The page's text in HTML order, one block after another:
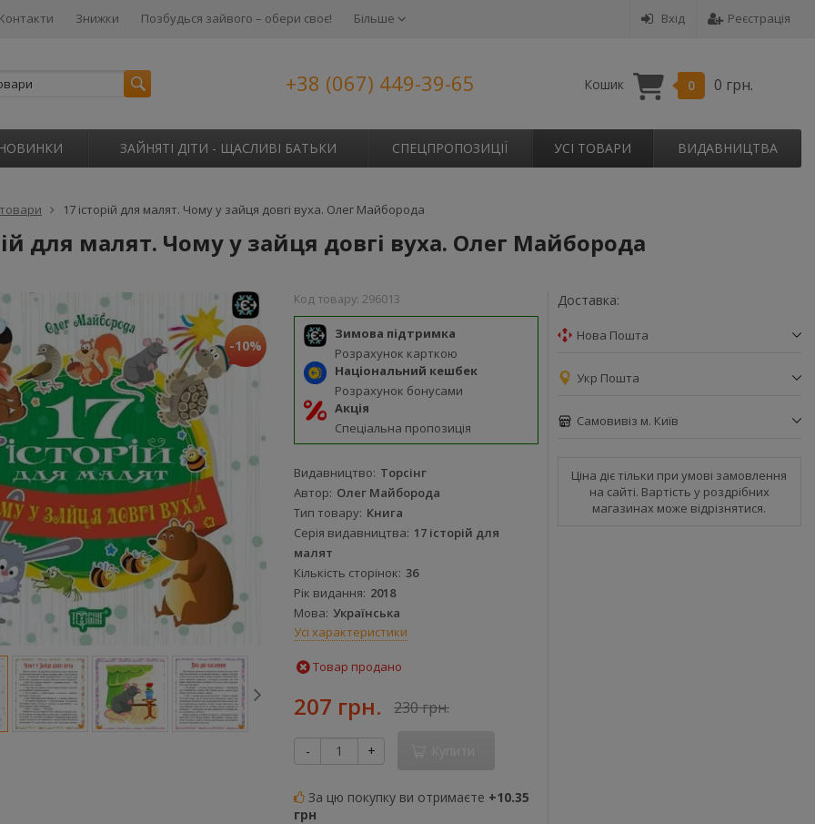
Вхід Реєстрація
Контакти Знижки Позбудься зайвого – обери своє! Більше
+38 (067) 449-39-65 Кошик 0 0 грн.
НОВИНКИ ЗАЙНЯТІ ДІТИ - ЩАСЛИВІ БАТЬКИ СПЕЦПРОПОЗИЦІЇ УСІ ТОВАРИ ВИДАВНИЦТВА
товари 17 історій для малят. Чому у зайця довгі вуха. Олег Майборода
для малят. Чому у зайця довгі вуха. Олег Майборода
-10%
Код товару: 296013
Зимова підтримка
Розрахунок карткою
Національний кешбек
Розрахунок бонусами
Акція
Спеціальна пропозиція
Видавництво Торсінг
Автор Олег Майборода
Тип товару Книга
Серія видавництва 17 історій для
малят
Кількість сторінок 36
Рік видання 2018
Мова Українська
Усі характеристики
Товар продано
207 грн. 230 грн.
- +
За цю покупку ви отримаєте +10.35
грн
Доставка:
Нова Пошта
Укр Пошта
Самовивіз м. Київ
Ціна діє тільки при умові замовлення
на сайті. Вартість у роздрібних
магазинах може відрізнятися.